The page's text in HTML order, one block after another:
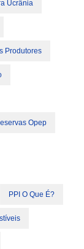
Ucrânia
Produtores
Opep
PPI O Que É?